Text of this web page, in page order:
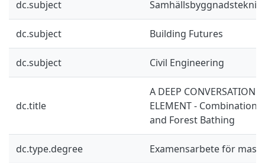
dc.subject Samhällsbyggnadsteknik
dc.subject Building Futures
dc.subject Civil Engineering
dc.title
A DEEP CONVERSATION
ELEMENT - Combination
and Forest Bathing
dc.type.degree Examensarbete för